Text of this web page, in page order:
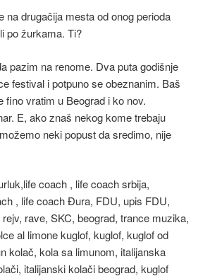
na drugačija mesta od onog perioda
po žurkama. Ti?
pazim na renome. Dva puta godišnje
festival i potpuno se obeznanim. Baš
fino vratim u Beograd i ko nov.
E, ako znaš nekog kome trebaju
neki popust da sredimo, nije